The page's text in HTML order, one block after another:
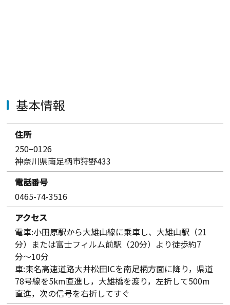
基本情報
住所
250−0126
神奈川県南足柄市狩野433
電話番号
0465-74-3516
アクセス
電車:小田原駅から大雄山線に乗車し、大雄山駅（21
分）または富士フィルム前駅（20分）より徒歩約7
分〜10分
車:東名高速道路大井松田ICを南足柄方面に降り，県道
78号線を5km直進し，大雄橋を渡り，左折して500m
直進，次の信号を右折してすぐ